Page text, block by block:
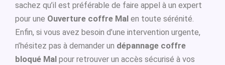
sachez qu’il est préférable de faire appel à un expert
pour une Ouverture coffre Mal en toute sérénité.
Enfin, si vous avez besoin d’une intervention urgente,
n’hésitez pas à demander un dépannage coffre
bloqué Mal pour retrouver un accès sécurisé à vos